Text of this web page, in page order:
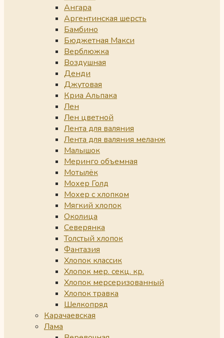
Ангара
Аргентинская шерсть
Бамбино
Бюджетная Макси
Верблюжка
Воздушная
Денди
Джутовая
Криа Альпака
Лен
Лен цветной
Лента для валяния
Лента для валяния меланж
Малышок
Меринго объемная
Мотылёк
Мохер Голд
Мохер с хлопком
Мягкий хлопок
Околица
Северянка
Толстый хлопок
Фантазия
Хлопок классик
Хлопок мер. секц. кр.
Хлопок мерсеризованный
Хлопок травка
Шелкопряд
Карачаевская
Лама